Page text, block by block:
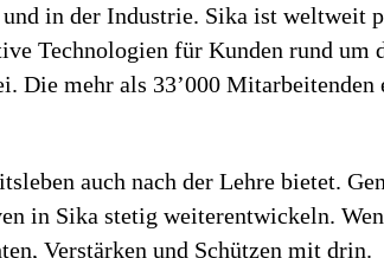
in der Industrie. Sika ist weltweit
Technologien für Kunden rund um
Die mehr als 33’000
auch nach der Lehre bietet.
in Sika stetig weiterentwickeln.
Verstärken und Schützen mit drin.